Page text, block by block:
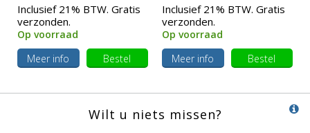
Inclusief 21% BTW. Gratis
verzonden.
Op voorraad
Meer info
Bestel
Inclusief 21% BTW. Gratis
verzonden.
Op voorraad
Meer info
Bestel
Wilt u niets missen?